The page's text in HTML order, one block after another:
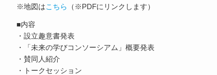
※地図はこちら （※PDFにリンクします）
■内容
・設立趣意書発表
・「未来の学びコンソーシアム」概要発表
・賛同人紹介
・トークセッション